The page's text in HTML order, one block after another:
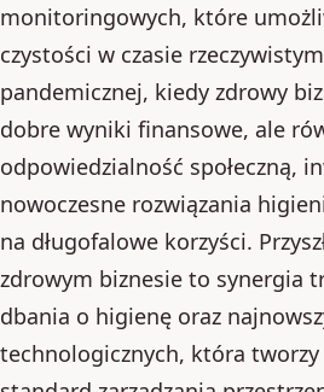
monitoringowych, które
czystości w czasie
pandemicznej, kiedy zdrowy
dobre wyniki finansowe, ale
odpowiedzialność społeczną,
nowoczesne rozwiązania
na długofalowe korzyści.
zdrowym biznesie to synergia
dbania o higienę oraz
technologicznych, która tworzy